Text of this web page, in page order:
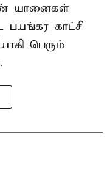
யானைகள்
காட்சி
பெரும்